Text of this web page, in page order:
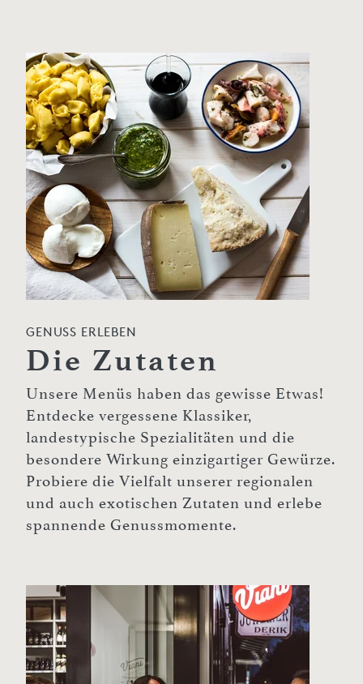
GENUSS ERLEBEN
Die Zutaten
Unsere Menüs haben das gewisse Etwas!
Entdecke vergessene Klassiker,
landestypische Spezialitäten und die
besondere Wirkung einzigartiger Gewürze.
Probiere die Vielfalt unserer regionalen
und auch exotischen Zutaten und erlebe
spannende Genussmomente.